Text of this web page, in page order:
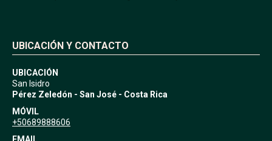
UBICACIÓN Y CONTACTO
UBICACIÓN
San Isidro
Pérez Zeledón - San José - Costa Rica
MÓVIL
+50689888606
EMAIL